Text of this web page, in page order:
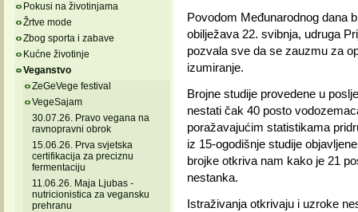
Pokusi na životinjama
Žrtve mode
Zbog sporta i zabave
Kućne životinje
Veganstvo
ZeGeVege festival
VegeSajam
30.07.26. Pravo vegana na
ravnopravni obrok
15.06.26. Prva svjetska
certifikacija za preciznu
fermentaciju
11.06.26. Maja Ljubas -
nutricionistica za vegansku
prehranu
Povodom Međunarodnog dana
obilježava 22. svibnja, udruga
pozvala sve da se zauzmu za
izumiranje.
Brojne studije provedene u
nestati čak 40 posto
poražavajućim statistikama
iz 15-ogodišnje studije
brojke otkriva nam kako je 21
nestanka.
Istraživanja otkrivaju i uzroke